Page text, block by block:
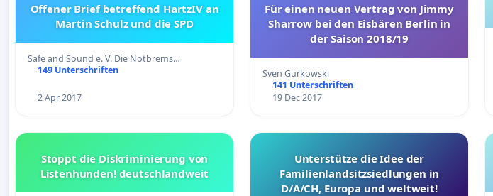
Offener Brief betreffend HartzIV an
Martin Schulz und die SPD
Safe and Sound e. V. Die Notbrems…
149 Unterschriften
2 Apr 2017
Für einen neuen Vertrag von Jimmy
Sharrow bei den Eisbären Berlin in
der Saison 2018/19
Sven Gurkowski
141 Unterschriften
19 Dec 2017
Stoppt die Diskriminierung von
Listenhunden! deutschlandweit
Unterstütze die Idee der
Familienlandsitzsiedlungen in
D/A/CH, Europa und weltweit!